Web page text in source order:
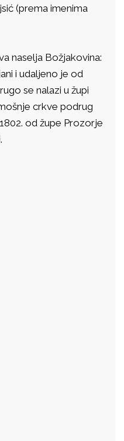
(prema imenima
naselja Božjakovina:
i udaljeno je od
se nalazi u župi
crkve podrug
od župe Prozorje